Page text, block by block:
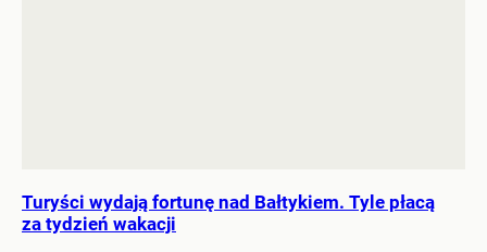
Turyści wydają fortunę nad Bałtykiem. Tyle płacą
za tydzień wakacji